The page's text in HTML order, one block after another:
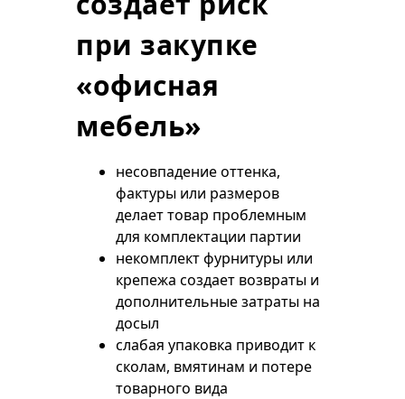
при закупке
«офисная
мебель»
несовпадение оттенка,
фактуры или размеров
делает товар проблемным
для комплектации партии
некомплект фурнитуры или
крепежа создает возвраты и
дополнительные затраты на
досыл
слабая упаковка приводит к
сколам, вмятинам и потере
товарного вида